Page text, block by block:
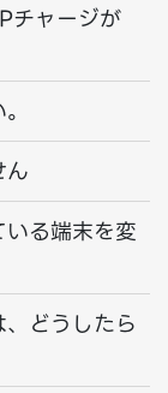
チャージが
る端末を変
どうしたら